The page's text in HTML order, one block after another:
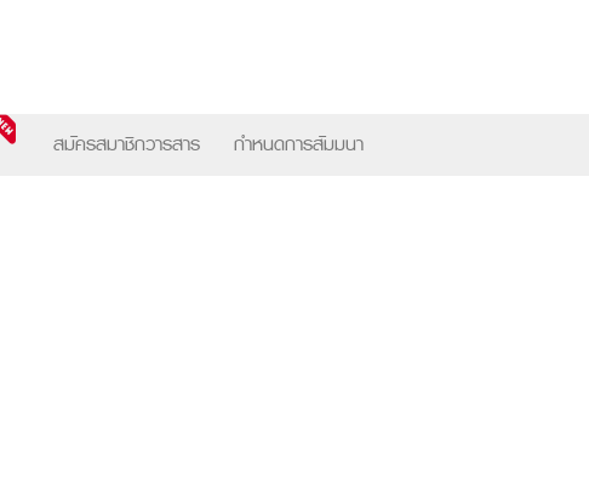
สมัครสมาชิกวารสาร กำหนดการสัมมนา